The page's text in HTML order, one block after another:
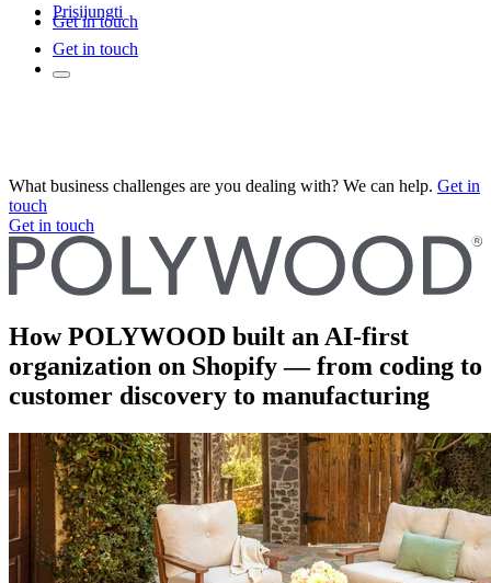
Prisijungti
Get in touch
Get in touch
What business challenges are you dealing with? We can help. Get in
touch
Get in touch
How POLYWOOD built an AI-first
organization on Shopify — from coding to
customer discovery to manufacturing